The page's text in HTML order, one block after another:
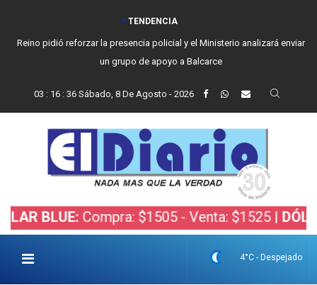
TENDENCIA
Reino pidió reforzar la presencia policial y el Ministerio analizará enviar
un grupo de apoyo a Balcarce
03 : 16 : 37 Sábado, 8 De Agosto - 2026
Compra: $1505 - Venta: $1525 |DÓLAR
4°C - Despejado